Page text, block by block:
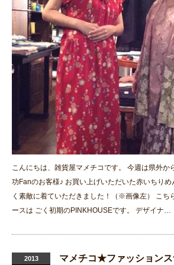
こんにちは、雑貨屋マメチコです。 今週は県外か
功Fanのお客様♪ お買い上げいただいた赤いちり
く素敵に着ていただきました！（※画像左） こち
ースは ごく初期のPINKHOUSEです。 デザイナ…
2013
マメチコ★ファッション